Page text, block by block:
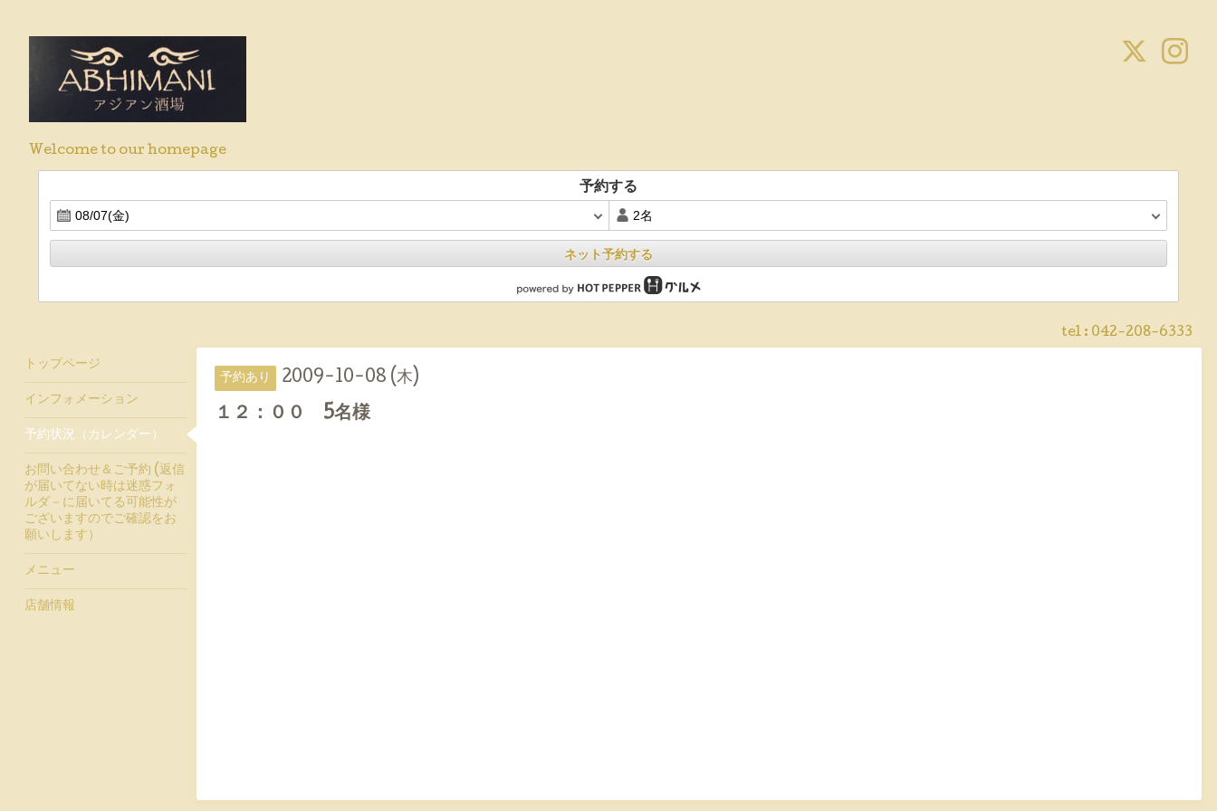
Welcome to our homepage
tel : 042-208-6333
予約する
ネット予約する
予約あり 2009-10-08 (木)
１２：００ 5名様
トップページ
インフォメーション
予約状況（カレンダー）
お問い合わせ＆ご予約 (返信
が届いてない時は迷惑フォ
ルダ－に届いてる可能性が
ございますのでご確認をお
願いします）
メニュー
店舗情報